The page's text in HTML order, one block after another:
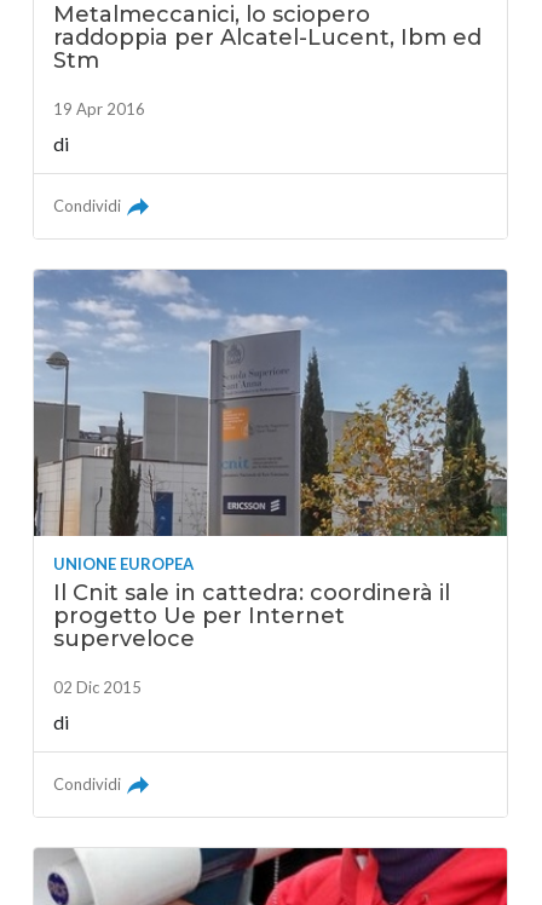
Metalmeccanici, lo sciopero
raddoppia per Alcatel-Lucent, Ibm ed
Stm
19 Apr 2016
di
Condividi
UNIONE EUROPEA
Il Cnit sale in cattedra: coordinerà il
progetto Ue per Internet
superveloce
02 Dic 2015
di
Condividi